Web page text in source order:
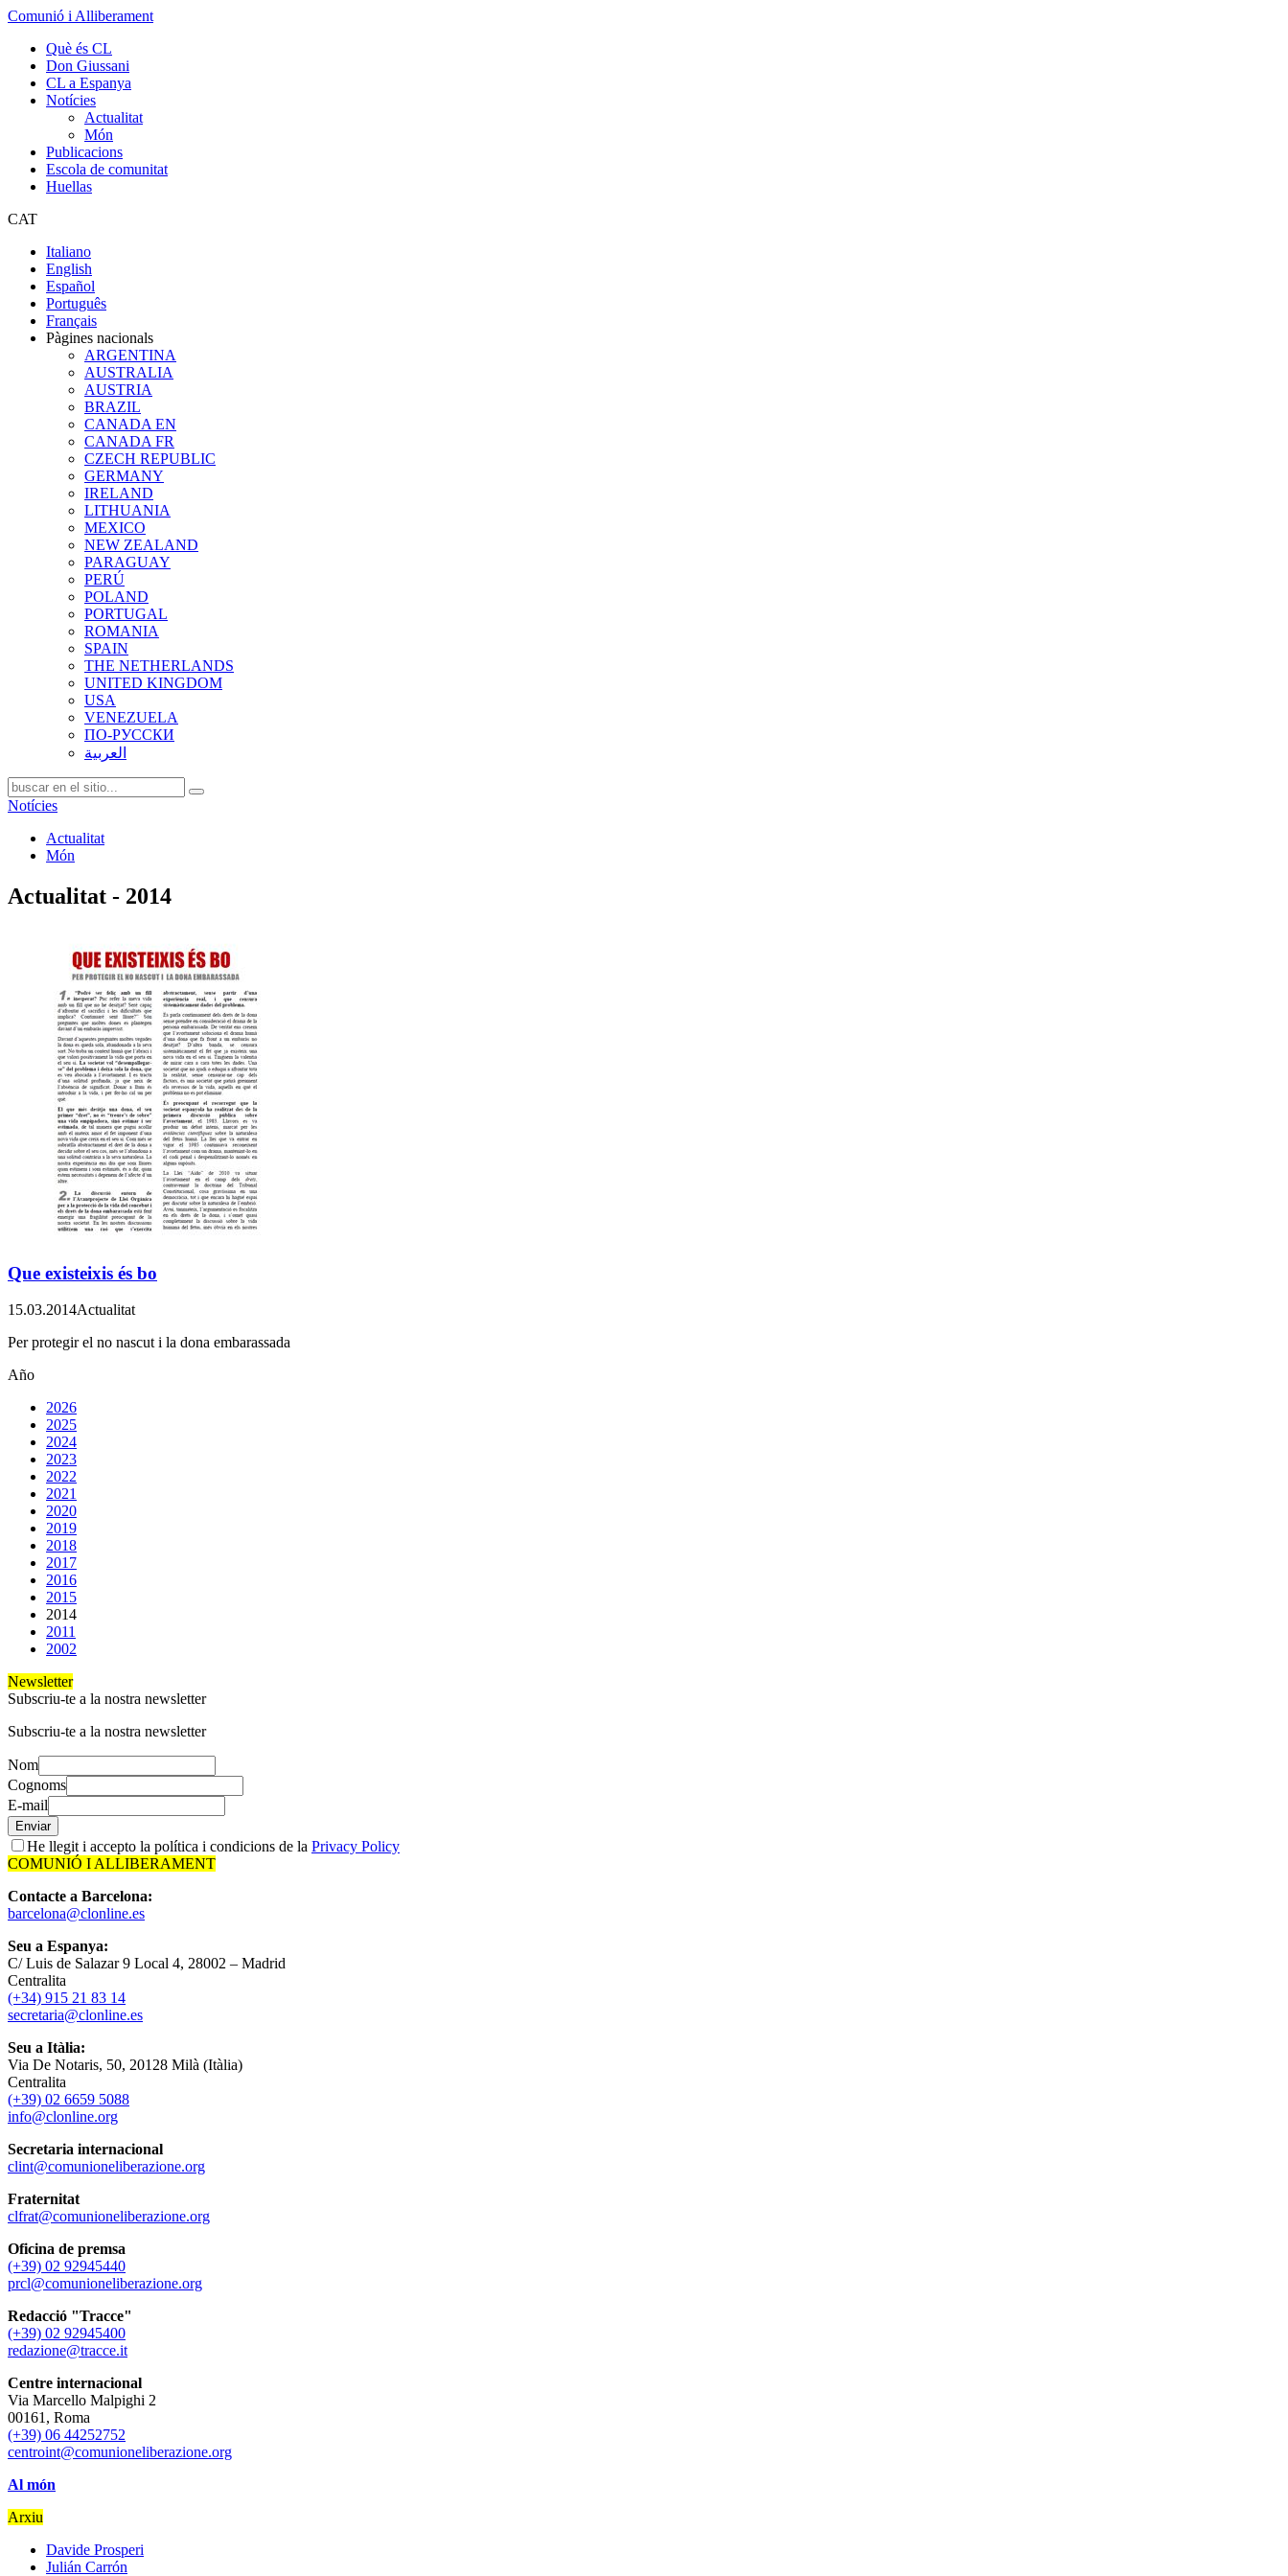
Comunió i Alliberament
Què és CL
Don Giussani
CL a Espanya
Notícies
Actualitat
Món
Publicacions
Escola de comunitat
Huellas
CAT
Italiano
English
Español
Português
Français
Pàgines nacionals
ARGENTINA
AUSTRALIA
AUSTRIA
BRAZIL
CANADA EN
CANADA FR
CZECH REPUBLIC
GERMANY
IRELAND
LITHUANIA
MEXICO
NEW ZEALAND
PARAGUAY
PERÚ
POLAND
PORTUGAL
ROMANIA
SPAIN
THE NETHERLANDS
UNITED KINGDOM
USA
VENEZUELA
ПО-РУССКИ
العربية
Notícies
Actualitat
Món
Actualitat - 2014
Que existeixis és bo
15.03.2014Actualitat
Per protegir el no nascut i la dona embarassada
Año
2026
2025
2024
2023
2022
2021
2020
2019
2018
2017
2016
2015
2014
2011
2002
Newsletter
Subscriu-te a la nostra newsletter
Subscriu-te a la nostra newsletter
Nom
Cognoms
E-mail
Enviar
He llegit i accepto la política i condicions de la Privacy Policy
COMUNIÓ I ALLIBERAMENT
Contacte a Barcelona:
barcelona@clonline.es
Seu a Espanya:
C/ Luis de Salazar 9 Local 4, 28002 – Madrid
Centralita
(+34) 915 21 83 14
secretaria@clonline.es
Seu a Itàlia:
Via De Notaris, 50, 20128 Milà (Itàlia)
Centralita
(+39) 02 6659 5088
info@clonline.org
Secretaria internacional
clint@comunioneliberazione.org
Fraternitat
clfrat@comunioneliberazione.org
Oficina de premsa
(+39) 02 92945440
prcl@comunioneliberazione.org
Redacció "Tracce"
(+39) 02 92945400
redazione@tracce.it
Centre internacional
Via Marcello Malpighi 2
00161, Roma
(+39) 06 44252752
centroint@comunioneliberazione.org
Al món
Arxiu
Davide Prosperi
Julián Carrón